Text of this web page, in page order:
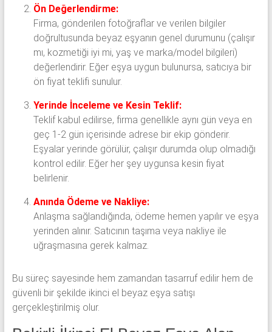
Ön Değerlendirme:
Firma, gönderilen fotoğraflar ve verilen bilgiler
doğrultusunda beyaz eşyanın genel durumunu (çalışır
mı, kozmetiği iyi mi, yaş ve marka/model bilgileri)
değerlendirir. Eğer eşya uygun bulunursa, satıcıya bir
ön fiyat teklifi sunulur.
Yerinde İnceleme ve Kesin Teklif:
Teklif kabul edilirse, firma genellikle aynı gün veya en
geç 1-2 gün içerisinde adrese bir ekip gönderir.
Eşyalar yerinde görülür, çalışır durumda olup olmadığı
kontrol edilir. Eğer her şey uygunsa kesin fiyat
belirlenir.
Anında Ödeme ve Nakliye:
Anlaşma sağlandığında, ödeme hemen yapılır ve eşya
yerinden alınır. Satıcının taşıma veya nakliye ile
uğraşmasına gerek kalmaz.
Bu süreç sayesinde hem zamandan tasarruf edilir hem de
güvenli bir şekilde ikinci el beyaz eşya satışı
gerçekleştirilmiş olur.